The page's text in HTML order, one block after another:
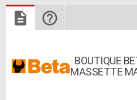
BOUTIQUE
MASSETTE